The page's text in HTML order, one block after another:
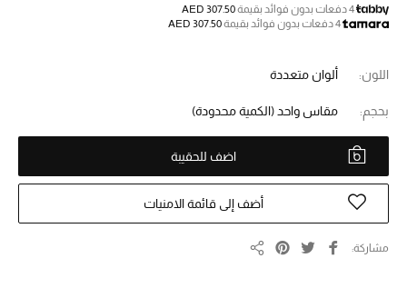
ما وصلنا حديثاً
ما وصلنا حديثاً
النساء
أحذية النسائية
4 دفعات بدون فوائد بقيمة
AED 307.50
4 دفعات بدون فوائد بقيمة
AED 307.50
اللون: ألوان متعددة
بحجم: مقاس واحد (الكمية محدودة)
اضف للحقيبة
أضف إلى قائمة الامنيات
مشاركة